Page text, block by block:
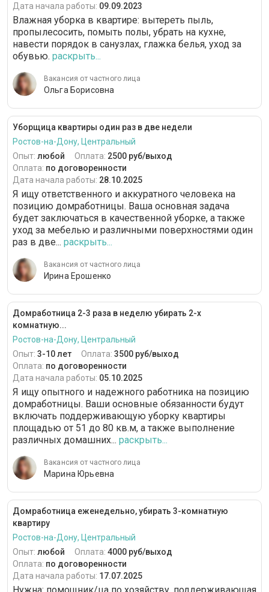
Дата начала работы: 09.09.2023
Влажная уборка в квартире: вытереть пыль,
пропылесосить, помыть полы, убрать на кухне,
навести порядок в санузлах, глажка белья, уход за
обувью. раскрыть...
Вакансия от частного лица
Ольга Борисовна
Уборщица квартиры один раз в две недели
Ростов-на-Дону, Центральный
Опыт: любой Оплата: 2500 руб/выход
Оплата: по договоренности
Дата начала работы: 28.10.2025
Я ищу ответственного и аккуратного человека на
позицию домработницы. Ваша основная задача
будет заключаться в качественной уборке, а также
уход за мебелью и различными поверхностями один
раз в две... раскрыть...
Вакансия от частного лица
Ирина Ерошенко
Домработница 2-3 раза в неделю убирать 2-х
комнатную...
Ростов-на-Дону, Центральный
Опыт: 3-10 лет Оплата: 3500 руб/выход
Оплата: по договоренности
Дата начала работы: 05.10.2025
Я ищу опытного и надежного работника на позицию
домработницы. Ваши основные обязанности будут
включать поддерживающую уборку квартиры
площадью от 51 до 80 кв.м, а также выполнение
различных домашних... раскрыть...
Вакансия от частного лица
Марина Юрьевна
Домработница еженедельно, убирать 3-комнатную
квартиру
Ростов-на-Дону, Центральный
Опыт: любой Оплата: 4000 руб/выход
Оплата: по договоренности
Дата начала работы: 17.07.2025